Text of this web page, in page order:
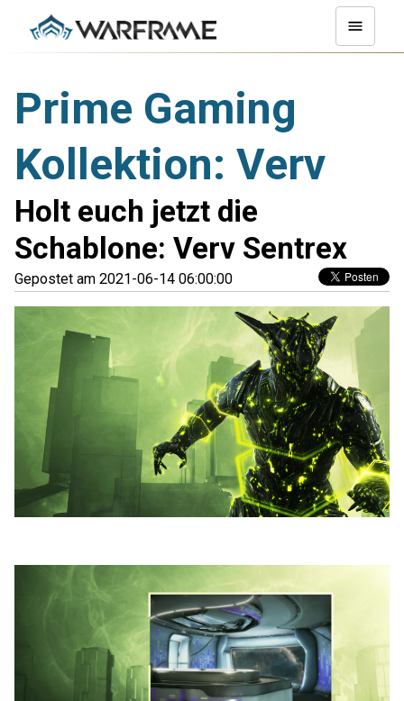
Prime Gaming
Kollektion: Verv
Holt euch jetzt die
Schablone: Verv Sentrex
Gepostet am 2021-06-14 06:00:00